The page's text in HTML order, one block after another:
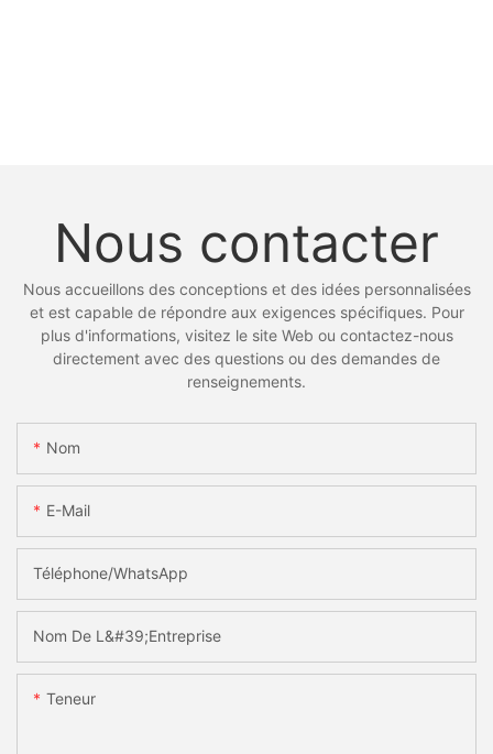
Nous contacter
Nous accueillons des conceptions et des idées personnalisées
et est capable de répondre aux exigences spécifiques. Pour
plus d'informations, visitez le site Web ou contactez-nous
directement avec des questions ou des demandes de
renseignements.
Nom
E-Mail
Téléphone/WhatsApp
Nom De L&#39;entreprise
Teneur